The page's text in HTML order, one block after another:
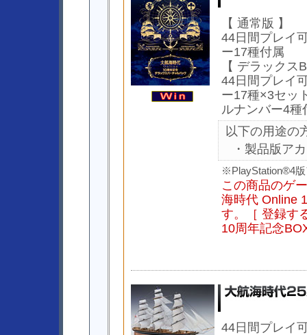
【 通常版 】
44日間プレイ
ー17種付属
【 デラックス
44日間プレイ
ー17種×3セッ
ルナンバー4種
以下の用途の
・製品版ア
※PlayStation®4版
この商品のゲ
海時代 Online
す。［ 登録す
10周年記念
44日間プレイ